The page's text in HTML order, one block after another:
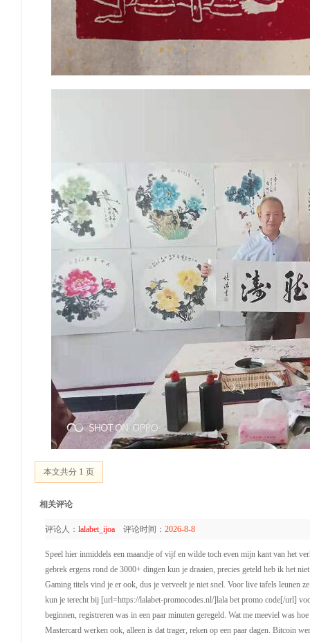
本文共分 1 页
相关评论
评论人： lalabet_ijoa 评论时间： 2026-8-8
Speel hier inmiddels een maandje of vijf en wilde toch even mijn kant van het
gebrek ergens rond de 3000+ dingen kun je draaien, precies geteld heb ik het
Gaming titels vind je er ook, dus je verveelt je niet snel. Voor live tafels leunen
kun je terecht bij [url=https://lalabet-promocodes.nl/]lala bet promo code[/url]
beginnen, registreren was in een paar minuten geregeld. Wat me meeviel was
Mastercard werken ook, alleen is dat trager, reken op een paar dagen. Bitcoin